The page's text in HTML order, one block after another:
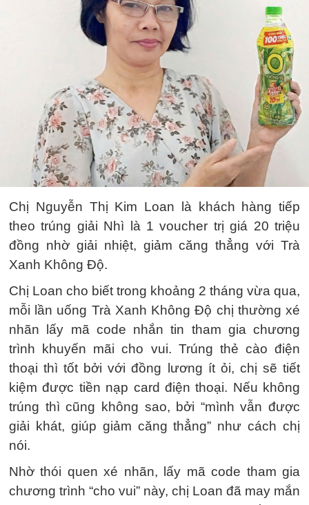
Chị Nguyễn Thị Kim Loan là khách hàng tiếp
theo trúng giải Nhì là 1 voucher trị giá 20 triệu
đồng nhờ giải nhiệt, giảm căng thẳng với Trà
Xanh Không Độ.
Chị Loan cho biết trong khoảng 2 tháng vừa qua,
mỗi lần uống Trà Xanh Không Độ chị thường xé
nhãn lấy mã code nhắn tin tham gia chương
trình khuyến mãi cho vui. Trúng thẻ cào điện
thoại thì tốt bởi với đồng lương ít ỏi, chị sẽ tiết
kiệm được tiền nạp card điện thoại. Nếu không
trúng thì cũng không sao, bởi “mình vẫn được
giải khát, giúp giảm căng thẳng” như cách chị
nói.
Nhờ thói quen xé nhãn, lấy mã code tham gia
chương trình “cho vui” này, chị Loan đã may mắn